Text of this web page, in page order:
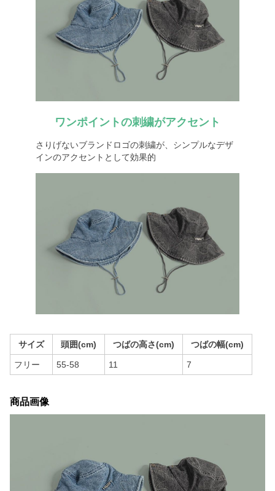
ワンポイントの刺繍がアクセント
さりげないブランドロゴの刺繍が、シンプルなデザ
インのアクセントとして効果的
サイズ 頭囲(cm) つばの高さ(cm) つばの幅(cm)
フリー 55-58 11 7
商品画像